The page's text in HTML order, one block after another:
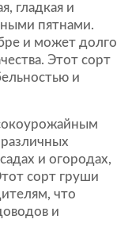
гладкая и
пятнами.
и может долго
Этот сорт
и
и огородах,
сорт груши
что
и